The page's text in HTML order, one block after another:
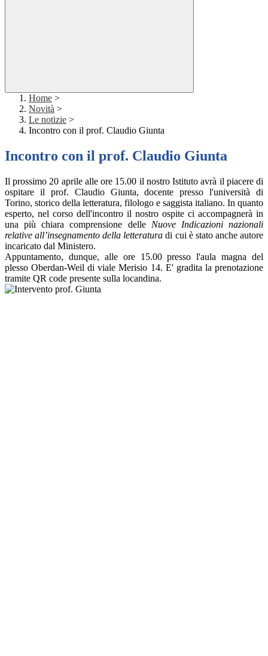
Home >
Novità >
Le notizie >
Incontro con il prof. Claudio Giunta
Incontro con il prof. Claudio Giunta
Il prossimo 20 aprile alle ore 15.00 il nostro Istituto avrà il piacere di
ospitare il prof. Claudio Giunta, docente presso l'università di
Torino, storico della letteratura, filologo e saggista italiano. In quanto
esperto, nel corso dell'incontro il nostro ospite ci accompagnerà in
una più chiara comprensione delle Nuove Indicazioni nazionali
relative all’insegnamento della letteraturadi cui è stato anche autore
incaricato dal Ministero.
Appuntamento, dunque, alle ore 15.00presso l'aula magna del
plesso Oberdan-Weil di viale Merisio 14. E' gradita la prenotazione
tramite QR code presente sulla locandina.